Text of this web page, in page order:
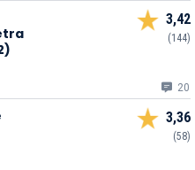
3,42
(144)
20
3,36
(58)